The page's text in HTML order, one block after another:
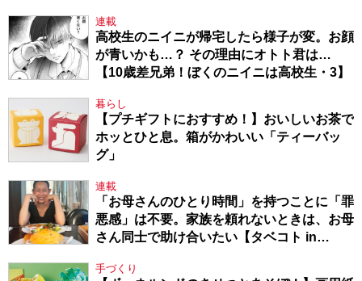
連載
高校生のニイニが帰宅したら様子が変。お顔
が青いかも…？ その理由にオトト君は…
【10歳差兄弟！ぼくのニイニは高校生・3】
暮らし
【プチギフトにおすすめ！】おいしいお茶で
ホッとひと息。箱がかわいい「ティーバッ
グ」
連載
「お母さんのひとり時間」を持つことに「罪
悪感」は不要。家族を頼れないときは、お母
さん同士で助け合いたい【タベコト in
手づくり